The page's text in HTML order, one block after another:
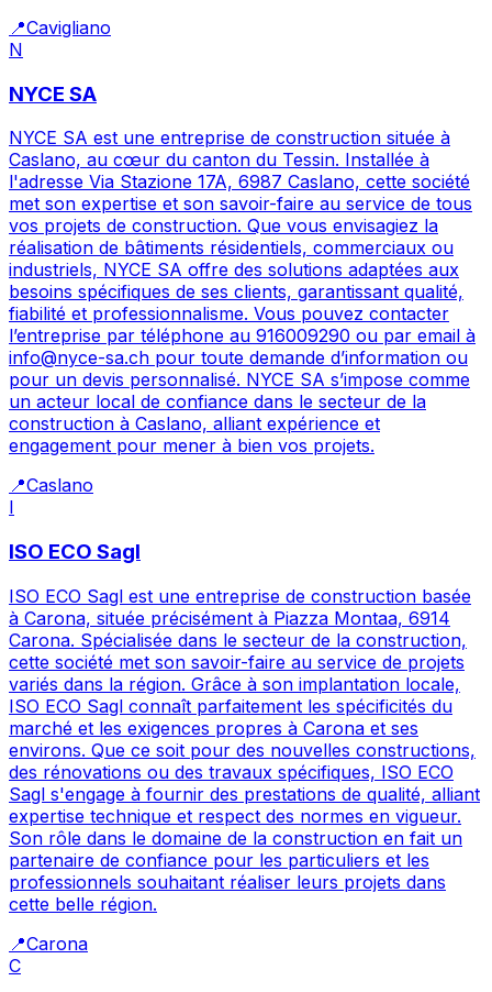
📍Cavigliano
N
NYCE SA
NYCE SA est une entreprise de construction située à
Caslano, au cœur du canton du Tessin. Installée à
l'adresse Via Stazione 17A, 6987 Caslano, cette société
met son expertise et son savoir-faire au service de tous
vos projets de construction. Que vous envisagiez la
réalisation de bâtiments résidentiels, commerciaux ou
industriels, NYCE SA offre des solutions adaptées aux
besoins spécifiques de ses clients, garantissant qualité,
fiabilité et professionnalisme. Vous pouvez contacter
l’entreprise par téléphone au 916009290 ou par email à
info@nyce-sa.ch pour toute demande d’information ou
pour un devis personnalisé. NYCE SA s’impose comme
un acteur local de confiance dans le secteur de la
construction à Caslano, alliant expérience et
engagement pour mener à bien vos projets.
📍Caslano
I
ISO ECO Sagl
ISO ECO Sagl est une entreprise de construction basée
à Carona, située précisément à Piazza Montaa, 6914
Carona. Spécialisée dans le secteur de la construction,
cette société met son savoir-faire au service de projets
variés dans la région. Grâce à son implantation locale,
ISO ECO Sagl connaît parfaitement les spécificités du
marché et les exigences propres à Carona et ses
environs. Que ce soit pour des nouvelles constructions,
des rénovations ou des travaux spécifiques, ISO ECO
Sagl s'engage à fournir des prestations de qualité, alliant
expertise technique et respect des normes en vigueur.
Son rôle dans le domaine de la construction en fait un
partenaire de confiance pour les particuliers et les
professionnels souhaitant réaliser leurs projets dans
cette belle région.
📍Carona
C